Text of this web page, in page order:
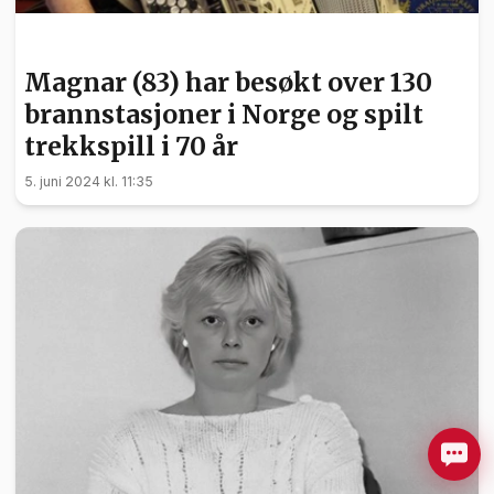
Magnar (83) har besøkt over 130
brannstasjoner i Norge og spilt
trekkspill i 70 år
5. juni 2024 kl. 11:35